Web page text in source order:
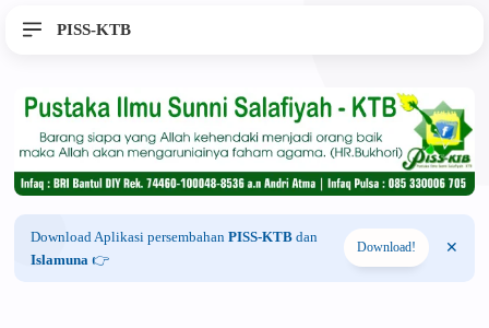
PISS-KTB
Download Aplikasi persembahan PISS-KTB dan
Islamuna 👉
Download!